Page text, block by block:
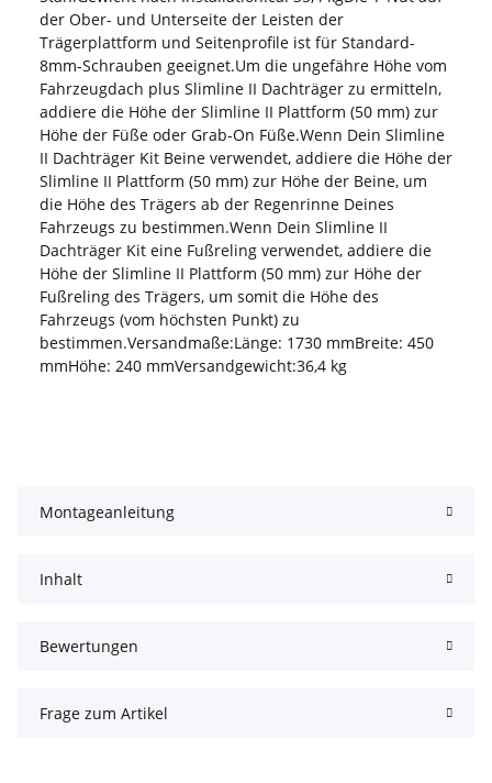
der Ober- und Unterseite der Leisten der
Trägerplattform und Seitenprofile ist für Standard-
8mm-Schrauben geeignet.Um die ungefähre Höhe vom
Fahrzeugdach plus Slimline II Dachträger zu ermitteln,
addiere die Höhe der Slimline II Plattform (50 mm) zur
Höhe der Füße oder Grab-On Füße.Wenn Dein Slimline
II Dachträger Kit Beine verwendet, addiere die Höhe der
Slimline II Plattform (50 mm) zur Höhe der Beine, um
die Höhe des Trägers ab der Regenrinne Deines
Fahrzeugs zu bestimmen.Wenn Dein Slimline II
Dachträger Kit eine Fußreling verwendet, addiere die
Höhe der Slimline II Plattform (50 mm) zur Höhe der
Fußreling des Trägers, um somit die Höhe des
Fahrzeugs (vom höchsten Punkt) zu
bestimmen.Versandmaße:Länge: 1730 mmBreite: 450
mmHöhe: 240 mmVersandgewicht:36,4 kg
Montageanleitung
Inhalt
Bewertungen
Frage zum Artikel